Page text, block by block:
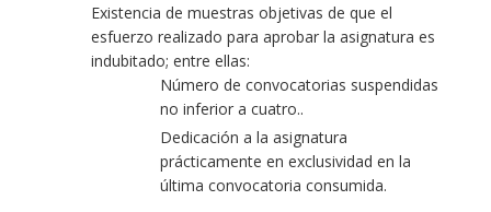
Existencia de muestras objetivas de que el
esfuerzo realizado para aprobar la asignatura es
indubitado; entre ellas:
Número de convocatorias suspendidas
no inferior a cuatro..
Dedicación a la asignatura
prácticamente en exclusividad en la
última convocatoria consumida.